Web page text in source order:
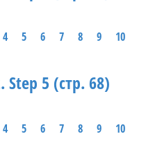
4 5 6 7 8 9 10
Step 5 (стр. 68)
4 5 6 7 8 9 10